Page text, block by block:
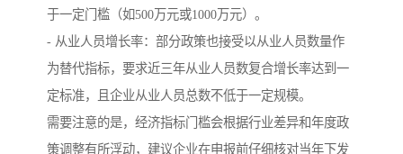
于一定门槛（如500万元或1000万元）。
- 从业人员增长率：部分政策也接受以从业人员数量作
为替代指标，要求近三年从业人员数复合增长率达到一
定标准，且企业从业人员总数不低于一定规模。
需要注意的是，经济指标门槛会根据行业差异和年度政
策调整有所浮动，建议企业在申报前仔细核对当年下发